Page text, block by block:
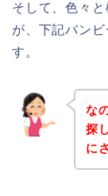
そして、色々
が、下記バン
す。
な
探
に